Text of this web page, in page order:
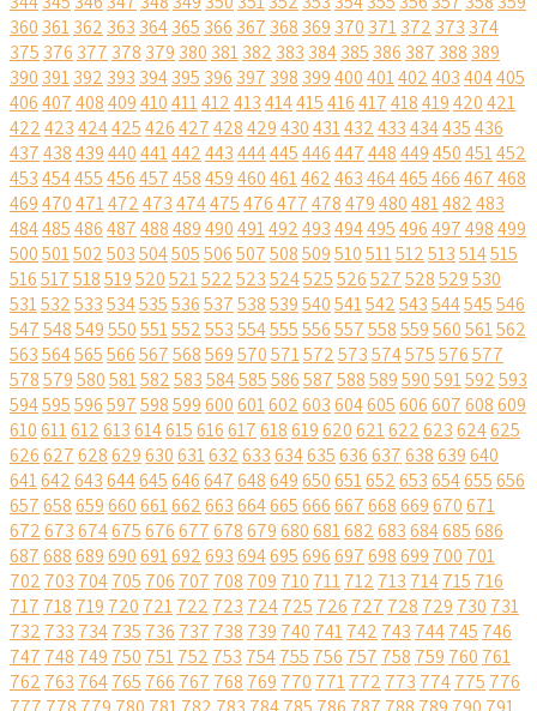
360 361362 363 364365 366 367 368 369 370 371372 373 374
375 376 377 378 379 380 381382 383 384385 386 387 388 389
390 391392 393 394395 396 397 398 399400401402403404405
406407408409410411412413414415416417418419420421
422423424425426427428429430431432433434435436
437438439440441442443444445446447448449450451452
453454455456457458459460461462463464465466467468
469470471472473474475476477478479480481482483
484485486487488489490491492493494495496497498499
500501502503504505506507508509510511512513514515
516517518519520521522523524525526527528529530
531532533534535536537538539540541542543544545546
547548549550551552553554555556557558559560561562
563564565566567568569570571572573574575576577
578579580581582583584585586587588589590591592593
594595596597598599600601602603604605606607608609
610611612613614615616617618619620621622623624625
626627628629630631632633634635636637638639640
641642643644645646647648649650651652653654655656
657658659660661662663664665666667668669670671
672673674675676677678679680681682683684685686
687688689690691692693694695696697698699 700 701
702 703 704705 706 707 708 709 710 711712 713 714715 716
717 718 719 720 721722 723 724725 726 727 728 729 730 731
732 733 734735 736 737 738 739 740 741742 743 744745 746
747 748 749 750 751752 753 754755 756 757 758 759 760 761
762 763 764765 766 767 768 769 770 771772 773 774775 776